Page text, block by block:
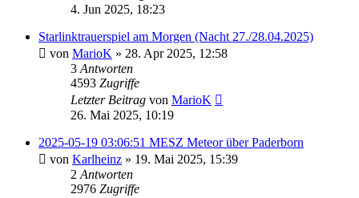
4. Jun 2025, 18:23
Starlinktrauerspiel am Morgen (Nacht 27./28.04.2025)
von MarioK » 28. Apr 2025, 12:58
3 Antworten
4593 Zugriffe
Letzter Beitrag von MarioK
26. Mai 2025, 10:19
2025-05-19 03:06:51 MESZ Meteor über Paderborn
von Karlheinz » 19. Mai 2025, 15:39
2 Antworten
2976 Zugriffe